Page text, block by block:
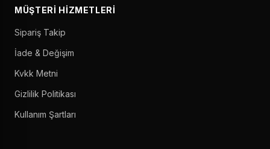
MÜŞTERI HIZMETLERI
Sipariş Takip
İade & Değişim
Kvkk Metni
Gizlilik Politikası
Kullanım Şartları